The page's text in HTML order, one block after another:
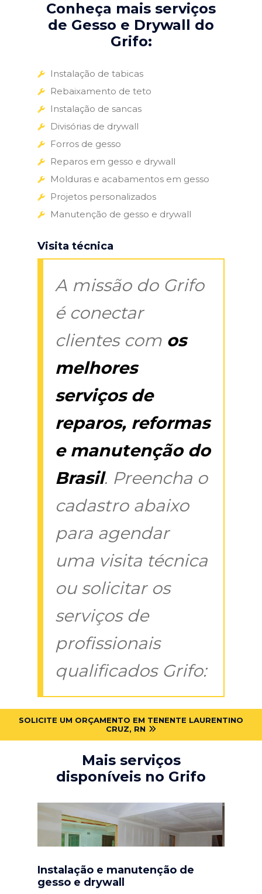
Conheça mais serviços
de Gesso e Drywall do
Grifo:
Instalação de tabicas
Rebaixamento de teto
Instalação de sancas
Divisórias de drywall
Forros de gesso
Reparos em gesso e drywall
Molduras e acabamentos em gesso
Projetos personalizados
Manutenção de gesso e drywall
Visita técnica
A missão do Grifo
é conectar
clientes com os
melhores
serviços de
reparos, reformas
e manutenção do
Brasil. Preencha o
cadastro abaixo
para agendar
uma visita técnica
ou solicitar os
serviços de
profissionais
qualificados Grifo:
SOLICITE UM ORÇAMENTO EM TENENTE LAURENTINO
CRUZ, RN
Mais serviços
disponíveis no Grifo
Instalação e manutenção de
gesso e drywall